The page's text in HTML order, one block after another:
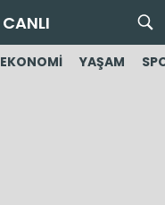
CANLI
EKONOMİ YAŞAM